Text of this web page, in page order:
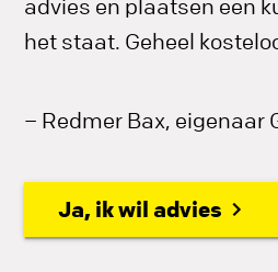
advies en plaatsen een
het staat. Geheel
– Redmer Bax, eigenaar
Ja, ik wil advies